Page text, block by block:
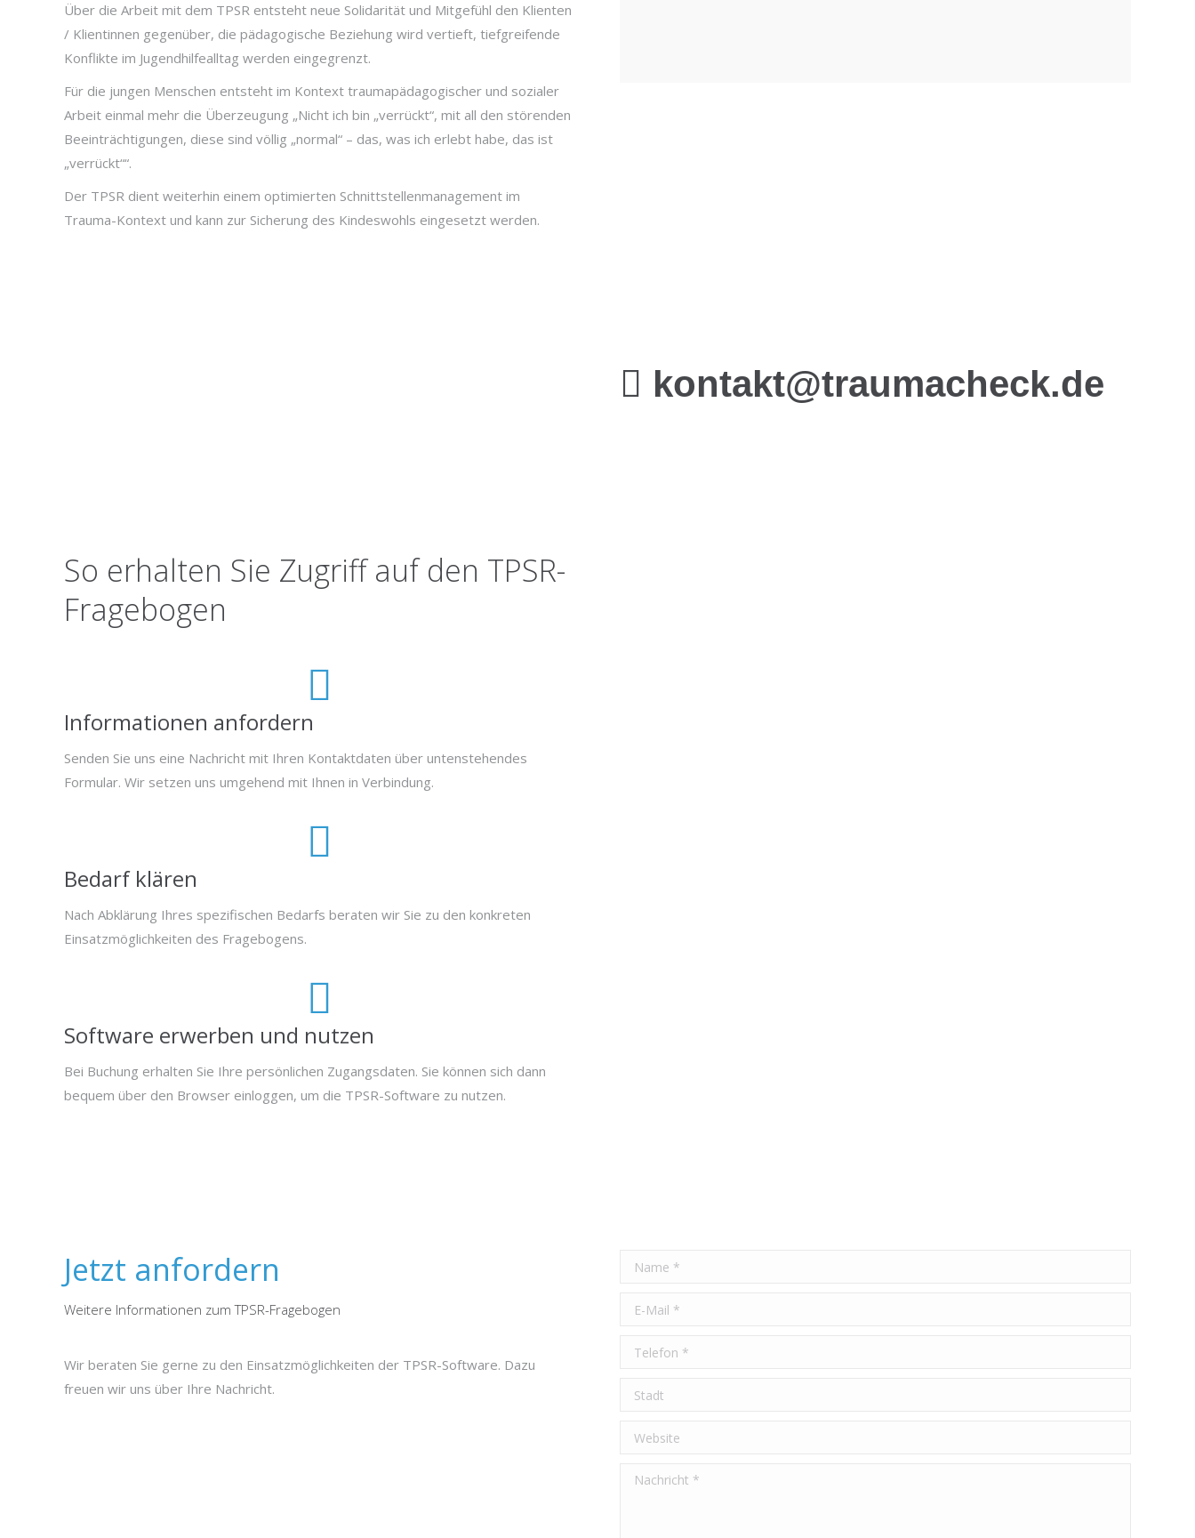
Über die Arbeit mit dem TPSR entsteht neue Solidarität und Mitgefühl den Klienten
/ Klientinnen gegenüber, die pädagogische Beziehung wird vertieft, tiefgreifende
Konflikte im Jugendhilfealltag werden eingegrenzt.
Für die jungen Menschen entsteht im Kontext traumapädagogischer und sozialer
Arbeit einmal mehr die Überzeugung „Nicht ich bin „verrückt“, mit all den störenden
Beeinträchtigungen, diese sind völlig „normal“ – das, was ich erlebt habe, das ist
„verrückt““.
Der TPSR dient weiterhin einem optimierten Schnittstellenmanagement im
Trauma-Kontext und kann zur Sicherung des Kindeswohls eingesetzt werden.
kontakt@traumacheck.de
So erhalten Sie Zugriff auf den TPSR-
Fragebogen
Informationen anfordern
Senden Sie uns eine Nachricht mit Ihren Kontaktdaten über untenstehendes
Formular. Wir setzen uns umgehend mit Ihnen in Verbindung.
Bedarf klären
Nach Abklärung Ihres spezifischen Bedarfs beraten wir Sie zu den konkreten
Einsatzmöglichkeiten des Fragebogens.
Software erwerben und nutzen
Bei Buchung erhalten Sie Ihre persönlichen Zugangsdaten. Sie können sich dann
bequem über den Browser einloggen, um die TPSR-Software zu nutzen.
Jetzt anfordern
Weitere Informationen zum TPSR-Fragebogen
Wir beraten Sie gerne zu den Einsatzmöglichkeiten der TPSR-Software. Dazu
freuen wir uns über Ihre Nachricht.